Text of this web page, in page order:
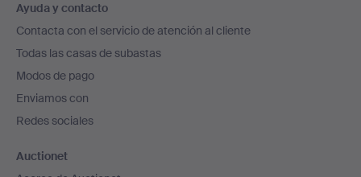
en
el
pie
de
página
Ayuda y contacto
Contacta con el servicio de atención al cliente
Todas las casas de subastas
Modos de pago
Enviamos con
Redes sociales
Auctionet